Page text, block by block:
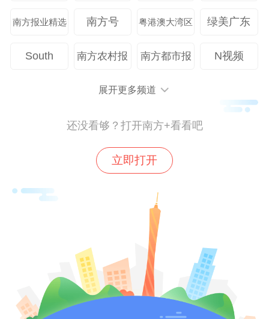
培训过程中，督导员认真聆听、详细记录，
逐一耐心解答，现场交流氛围浓厚。
下一步，钟村街将持续加大对辖区各小区垃
圾分类工作的巡查督导力度，定期开展业务
培训和问题约谈，及时发现并解决工作中的
各类问题，推动辖区垃圾分类工作提质增
【校对】钟惠玲
南方报业精选 南方号 粤港澳大湾区 绿美广东
South 南方农村报 南方都市报 N视频
展开更多频道
还没看够？打开南方+看看吧
立即打开